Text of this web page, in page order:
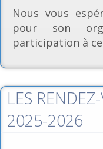
Nous vous
pour son
participation à
LES
2025-2026